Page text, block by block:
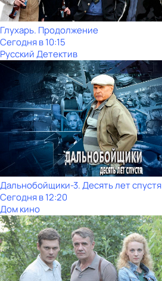
Глухарь. Продолжение
Сегодня в 10:15
Русский Детектив
Дальнобойщики-3. Десять лет спустя
Сегодня в 12:20
Дом кино